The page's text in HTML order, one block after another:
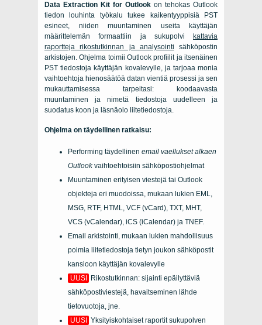
Data Extraction Kit for Outlook on tehokas Outlook
tiedon louhinta työkalu tukee kaikentyyppisiä
PST
esineet, niiden muuntaminen useita käyttäjän
määrittelemän formaattiin ja sukupolvi
kattavia
raportteja rikostutkinnan ja analysointi sähköpostin
arkistojen. Ohjelma toimii Outlook profiilit ja itsenäinen
PST tiedostoja käyttäjän kovalevylle, ja tarjoaa monia
vaihtoehtoja hienosäätöä datan vientiä prosessi ja sen
mukauttamisessa tarpeitasi: koodaavasta
muuntaminen ja nimetä tiedostoja uudelleen ja
suodatus koon ja läsnäolo liitetiedostoja.
Ohjelma on täydellinen ratkaisu:
Performing täydellinen email vaellukset alkaen
Outlookvaihtoehtoisiin sähköpostiohjelmat
Muuntaminen erityisen viestejä tai Outlook
objekteja eri muodoissa, mukaan lukien EML,
MSG, RTF, HTML, VCF (vCard), TXT, MHT,
VCS (vCalendar), iCS (iCalendar) ja TNEF.
Email arkistointi, mukaan lukien mahdollisuus
poimia liitetiedostoja tietyn joukon sähköpostit
kansioon käyttäjän kovalevylle
UUSI
Rikostutkinnan: sijainti epäilyttäviä
sähköpostiviestejä, havaitseminen lähde
tietovuotoja, jne.
UUSI
Yksityiskohtaiset raportit sukupolven